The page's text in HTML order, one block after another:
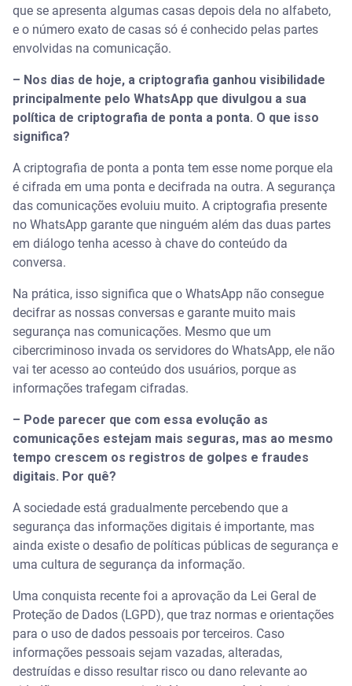
que se apresenta algumas casas depois dela no alfabeto,
e o número exato de casas só é conhecido pelas partes
envolvidas na comunicação.
– Nos dias de hoje, a criptografia ganhou visibilidade
principalmente pelo WhatsApp que divulgou a sua
política de criptografia de ponta a ponta. O que isso
significa?
A criptografia de ponta a ponta tem esse nome porque ela
é cifrada em uma ponta e decifrada na outra. A segurança
das comunicações evoluiu muito. A criptografia presente
no WhatsApp garante que ninguém além das duas partes
em diálogo tenha acesso à chave do conteúdo da
conversa.
Na prática, isso significa que o WhatsApp não consegue
decifrar as nossas conversas e garante muito mais
segurança nas comunicações. Mesmo que um
cibercriminoso invada os servidores do WhatsApp, ele não
vai ter acesso ao conteúdo dos usuários, porque as
informações trafegam cifradas.
– Pode parecer que com essa evolução as
comunicações estejam mais seguras, mas ao mesmo
tempo crescem os registros de golpes e fraudes
digitais. Por quê?
A sociedade está gradualmente percebendo que a
segurança das informações digitais é importante, mas
ainda existe o desafio de políticas públicas de segurança e
uma cultura de segurança da informação.
Uma conquista recente foi a aprovação da Lei Geral de
Proteção de Dados (LGPD), que traz normas e orientações
para o uso de dados pessoais por terceiros. Caso
informações pessoais sejam vazadas, alteradas,
destruídas e disso resultar risco ou dano relevante ao